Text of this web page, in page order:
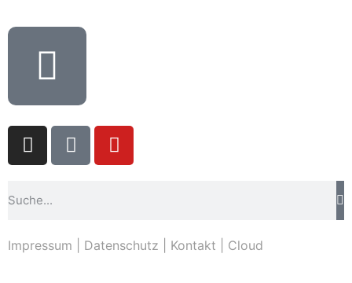
Impressum Datenschutz Kontakt Cloud